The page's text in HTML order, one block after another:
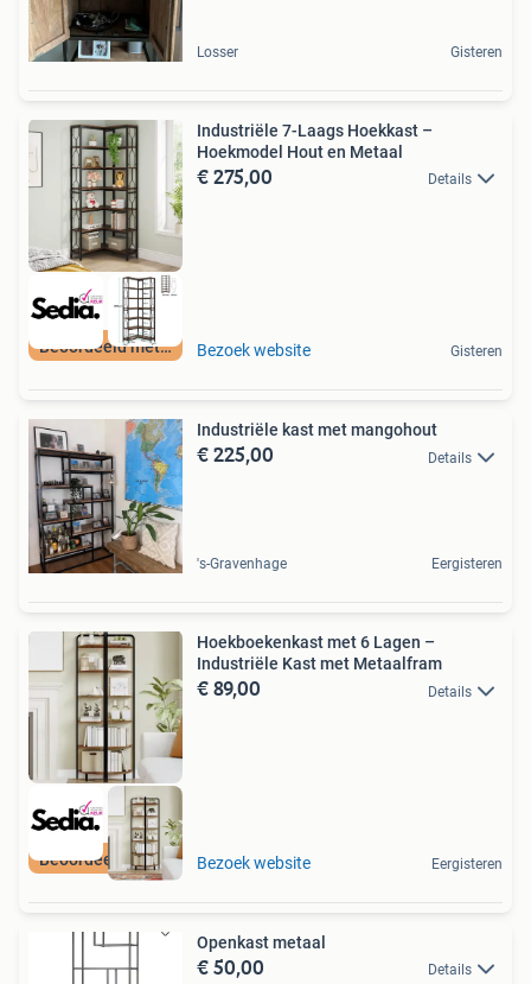
Losser Gisteren
Beoordeeld met 9+
Industriële 7-Laags Hoekkast –
Hoekmodel Hout en Metaal
€ 275,00 Details
Bezoek website Gisteren
Industriële kast met mangohout
€ 225,00 Details
's-Gravenhage Eergisteren
Beoordeeld met 9+
Hoekboekenkast met 6 Lagen –
Industriële Kast met Metaalfram
€ 89,00 Details
Bezoek website Eergisteren
Openkast metaal
€ 50,00 Details